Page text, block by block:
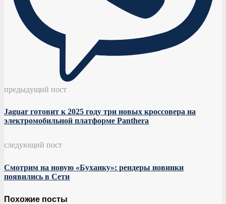
предыдущий пост
Jaguar готовит к 2025 году три новых кроссовера на
электромобильной платформе Panthera
следующий пост
Смотрим на новую «Буханку»: рендеры новинки
появились в Сети
Похожие посты